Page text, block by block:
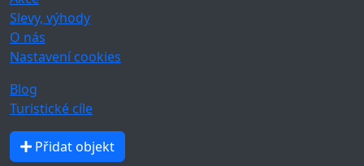
Slevy, výhody
O nás
Nastavení cookies
Blog
Turistické cíle
Přidat objekt